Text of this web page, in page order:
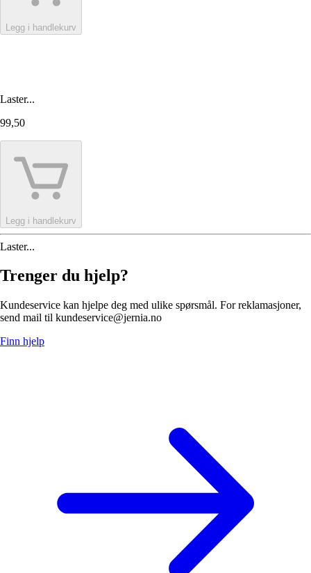
Legg i handlekurv
Laster...
99,50
Legg i handlekurv
Laster...
Trenger du hjelp?
Kundeservice kan hjelpe deg med ulike spørsmål. For reklamasjoner,
send mail til kundeservice@jernia.no
Finn hjelp